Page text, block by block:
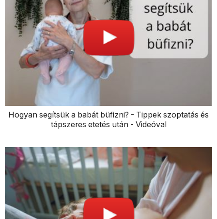
Hogyan segítsük a babát büfizni? - Tippek szoptatás és
tápszeres etetés után - Videóval